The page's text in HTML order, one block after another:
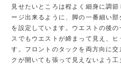
見せたいところは程よく細身に調
ージ出来るように、脚の一番細い
を設定しています。ウエストの後
スでもウエストが締まって見え、
す。フロントのタックを両方向に
クが開いても張って見えないよう